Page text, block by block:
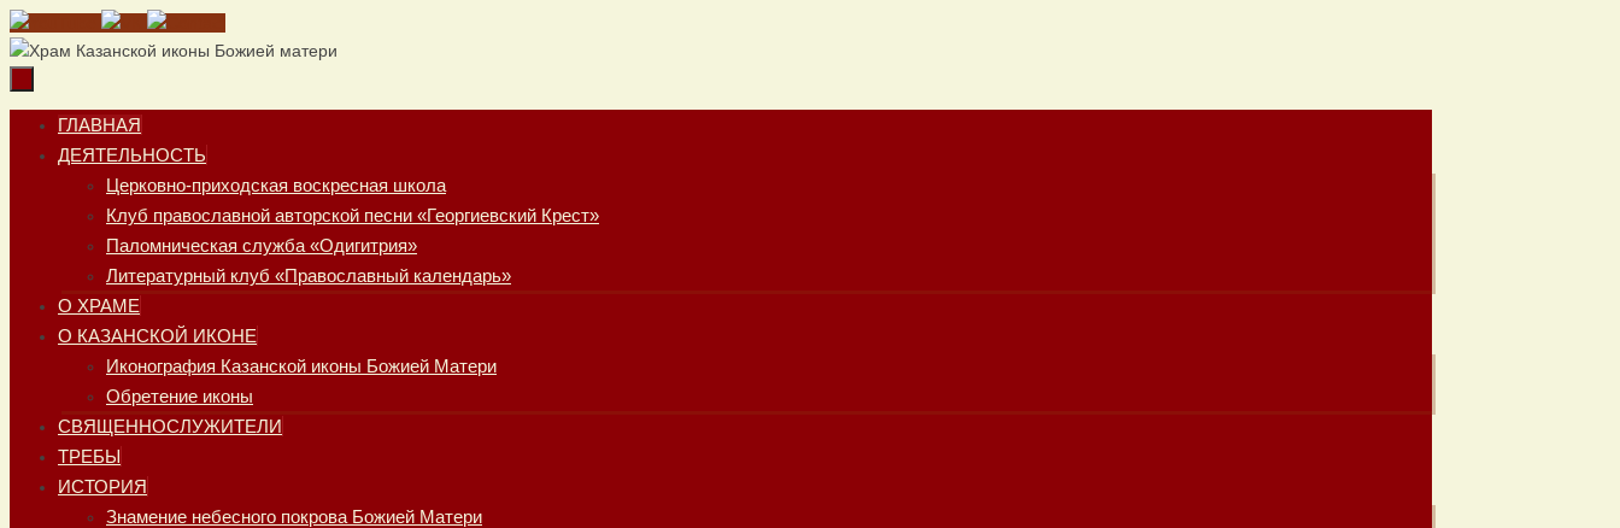
Перейти
к
Перейти
содержимому
ГЛАВНАЯ
ДЕЯТЕЛЬНОСТЬ
Церковно-приходская воскресная школа
Клуб православной авторской песни «Георгиевский Крест»
Паломническая служба «Одигитрия»
Литературный клуб «Православный календарь»
О ХРАМЕ
О КАЗАНСКОЙ ИКОНЕ
Иконография Казанской иконы Божией Матери
Обретение иконы
СВЯЩЕННОСЛУЖИТЕЛИ
ТРЕБЫ
ИСТОРИЯ
Знамение небесного покрова Божией Матери